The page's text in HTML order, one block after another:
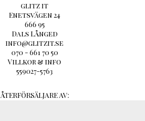
glitz it
Enetsvägen 24
666 95
Dals Långed
info@glitzit.se
070 - 661 70 50
Villkor & info
559027-5763
ÅTERFÖRSÄLJARE AV: